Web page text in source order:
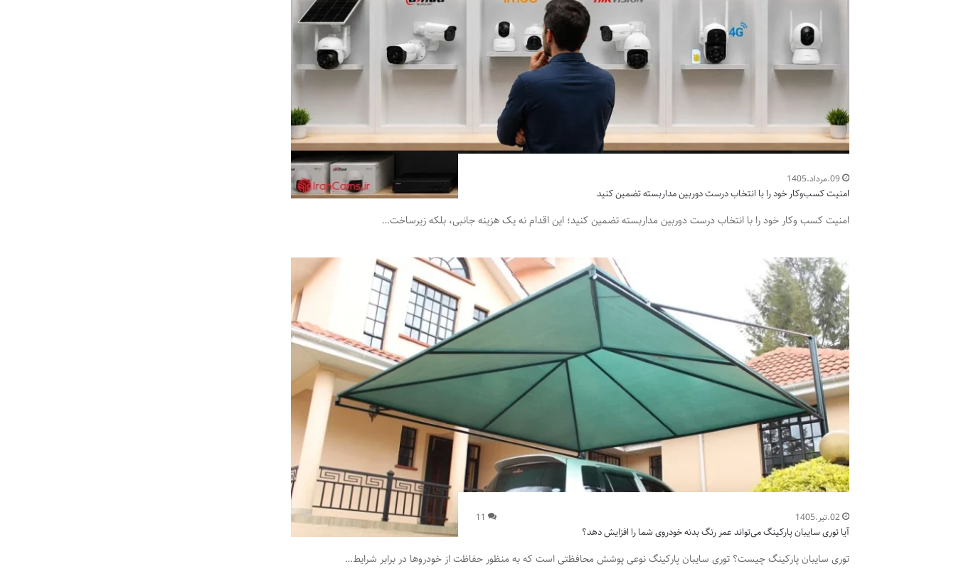
09.مرداد.1405
امنیت کسب‌وکار خود را با انتخاب درست دوربین مداربسته تضمین کنید
امنیت کسب وکار خود را با انتخاب درست دوربین مداربسته تضمین کنید؛ این اقدام نه یک هزینه جانبی، بلکه زیرساخت…
02.تیر.1405 11
آیا توری سایبان پارکینگ می‌تواند عمر رنگ بدنه خودروی شما را افزایش دهد؟
توری سایبان پارکینگ چیست؟ توری سایبان پارکینگ نوعی پوشش محافظتی است که به منظور حفاظت از خودروها در برابر شرایط…